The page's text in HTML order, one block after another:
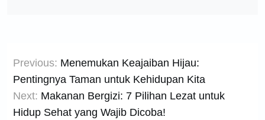
navigation
Previous: Menemukan Keajaiban Hijau:
Pentingnya Taman untuk Kehidupan Kita
Next: Makanan Bergizi: 7 Pilihan Lezat untuk
Hidup Sehat yang Wajib Dicoba!